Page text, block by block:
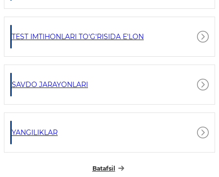
TEST IMTIHONLARI TO'G'RISIDA E'LON
SAVDO JARAYONLARI
YANGILIKLAR
Batafsil